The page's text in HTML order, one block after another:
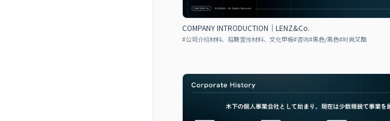
COMPANY INTRODUCTION｜LENZ&Co.
#公司介绍材料、招聘宣传材料、文化甲板#咨询#黑色/黑色#时尚又酷